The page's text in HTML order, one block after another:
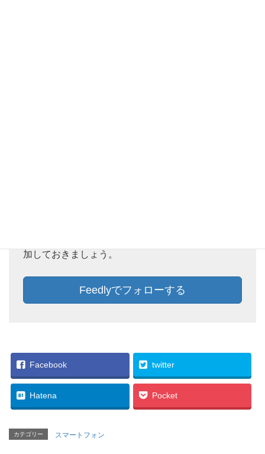
加しておきましょう。
Feedlyでフォローする
Facebook twitter
Hatena Pocket
カテゴリー スマートフォン